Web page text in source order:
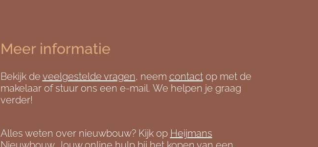
Meer informatie
Bekijk de veelgestelde vragen, neem contactop met de
makelaar of stuur ons een e-mail. We helpen je graag
verder!
Alles weten over nieuwbouw? Kijk op Heijmans